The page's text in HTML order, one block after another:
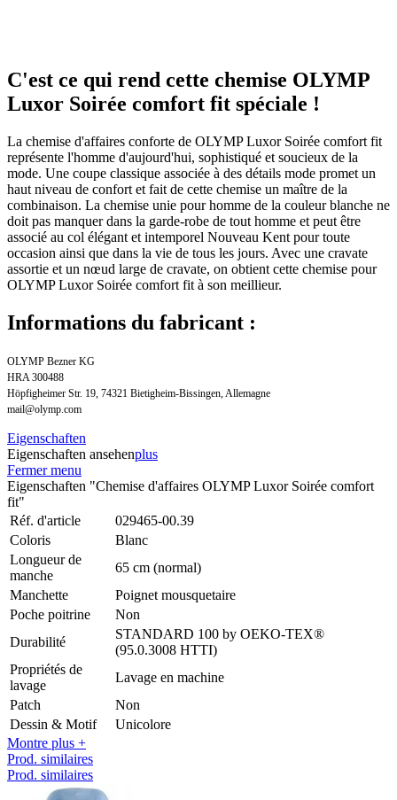
C'est ce qui rend cette chemise OLYMP
Luxor Soirée comfort fit spéciale !
La chemise d'affaires conforte de OLYMP Luxor Soirée comfort fit
représente l'homme d'aujourd'hui, sophistiqué et soucieux de la
mode. Une coupe classique associée à des détails mode promet un
haut niveau de confort et fait de cette chemise un maître de la
combinaison. La chemise unie pour homme de la couleur blanche ne
doit pas manquer dans la garde-robe de tout homme et peut être
associé au col élégant et intemporel Nouveau Kent pour toute
occasion ainsi que dans la vie de tous les jours. Avec une cravate
assortie et un nœud large de cravate, on obtient cette chemise pour
OLYMP Luxor Soirée comfort fit à son meillieur.
Informations du fabricant :
OLYMP Bezner KG
HRA 300488
Höpfigheimer Str. 19, 74321 Bietigheim-Bissingen, Allemagne
mail@olymp.com
Eigenschaften
Eigenschaften ansehenplus
Fermer menu
Eigenschaften "Chemise d'affaires OLYMP Luxor Soirée comfort
fit"
Réf. d'article
029465-00.39
Coloris
Blanc
Longueur de
manche
65 cm (normal)
Manchette
Poignet mousquetaire
Poche poitrine
Non
Durabilité
STANDARD 100 by OEKO-TEX®
(95.0.3008 HTTI)
Propriétés de
lavage
Lavage en machine
Patch
Non
Dessin & Motif
Unicolore
Montre plus +
Prod. similaires
Prod. similaires